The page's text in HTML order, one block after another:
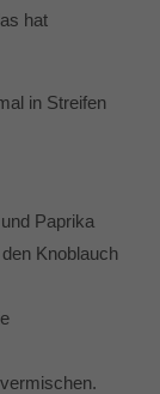
hat
in Streifen
Paprika
Knoblauch